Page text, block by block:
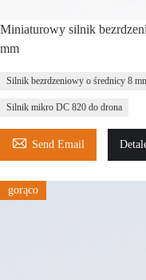
Miniaturowy silnik
mm
Silnik bezrdzeniowy o średnicy 8
Silnik mikro DC 820 do drona
 Send Email
gorąco